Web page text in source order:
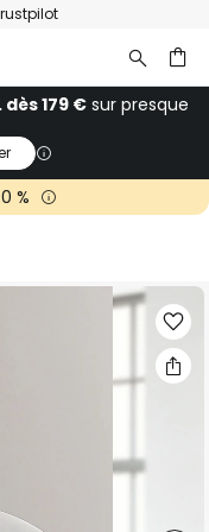
dès 179 €sur presque
%